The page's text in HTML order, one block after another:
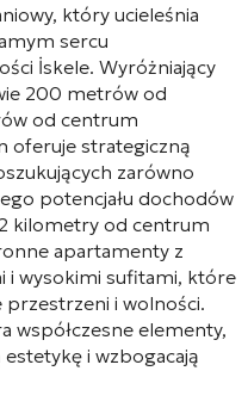
który ucieleśnia
sercu
İskele. Wyróżniający
200 metrów od
od centrum
oferuje strategiczną
zarówno
potencjału dochodów
kilometry od centrum
apartamenty z
i wysokimi sufitami, które
przestrzeni i wolności.
współczesne elementy,
i wzbogacają